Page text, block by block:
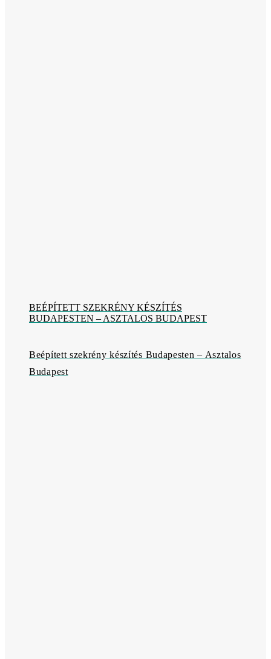
BEÉPÍTETT SZEKRÉNY KÉSZÍTÉS
BUDAPESTEN – ASZTALOS BUDAPEST
Beépített szekrény készítés Budapesten – Asztalos
Budapest